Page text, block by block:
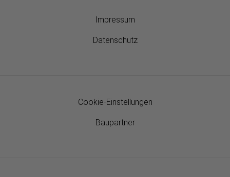
Impressum
Datenschutz
Cookie-Einstellungen
Baupartner